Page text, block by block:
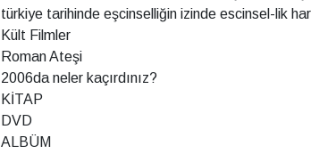
türkiye tarihinde eşcinselliğin izinde escinsel-lik
Kült Filmler
Roman Ateşi
2006da neler kaçırdınız?
KİTAP
DVD
ALBÜM